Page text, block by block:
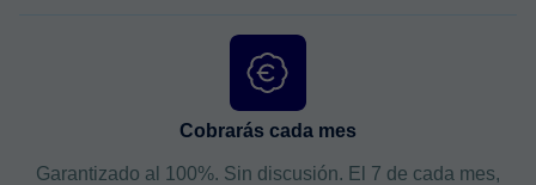
Cobrarás cada mes
Garantizado al 100%. Sin discusión. El 7 de cada mes,